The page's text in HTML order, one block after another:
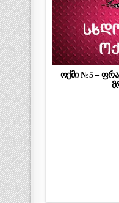
ოქმი №5 –